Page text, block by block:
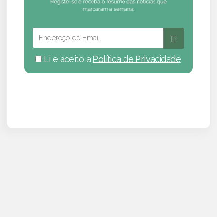
Li e aceito a Política de Privacidade